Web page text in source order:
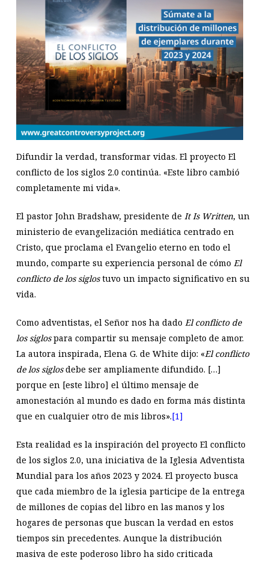
Difundir la verdad, transformar vidas. El proyecto El
conflicto de los siglos 2.0 continúa. «Este libro cambió
completamente mi vida».
El pastor John Bradshaw, presidente de It Is Written, un
ministerio de evangelización mediática centrado en
Cristo, que proclama el Evangelio eterno en todo el
mundo, comparte su experiencia personal de cómo El
conflicto de los siglostuvo un impacto significativo en su
vida.
Como adventistas, el Señor nos ha dado El conflicto de
los siglospara compartir su mensaje completo de amor.
La autora inspirada, Elena G. de White dijo: «El conflicto
de los siglosdebe ser ampliamente difundido. […]
porque en [este libro] el último mensaje de
amonestación al mundo es dado en forma más distinta
que en cualquier otro de mis libros».[1]
Esta realidad es la inspiración del proyecto El conflicto
de los siglos 2.0, una iniciativa de la Iglesia Adventista
Mundial para los años 2023 y 2024. El proyecto busca
que cada miembro de la iglesia participe de la entrega
de millones de copias del libro en las manos y los
hogares de personas que buscan la verdad en estos
tiempos sin precedentes. Aunque la distribución
masiva de este poderoso libro ha sido criticada